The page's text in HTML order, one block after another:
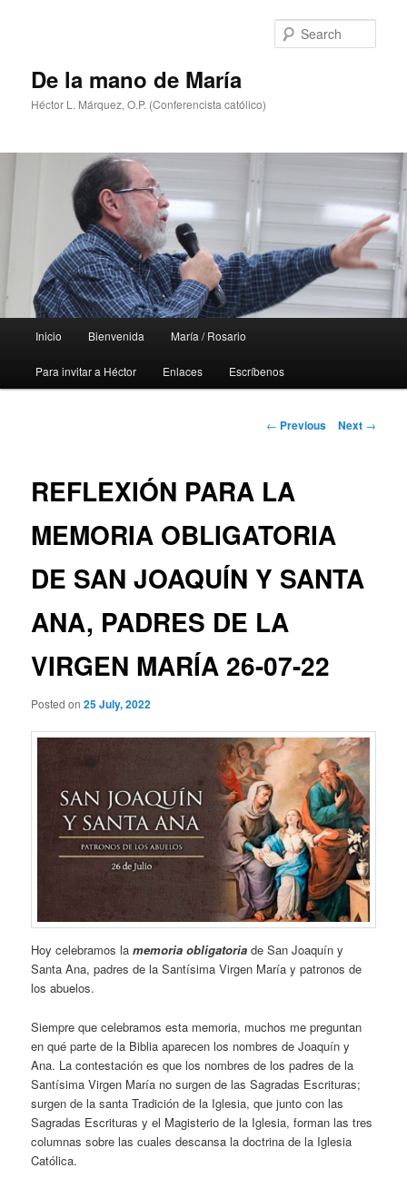
De la mano de María
Héctor L. Márquez, O.P. (Conferencista católico)
Inicio Bienvenida María / Rosario
Para invitar a Héctor Enlaces Escríbenos
Post
← Previous Next →
REFLEXIÓN PARA LA
MEMORIA OBLIGATORIA
DE SAN JOAQUÍN Y SANTA
ANA, PADRES DE LA
VIRGEN MARÍA 26-07-22
Posted on25 July, 2022
Hoy celebramos lamemoria obligatoria de San Joaquín y
Santa Ana, padres de la Santísima Virgen María y patronos de
los abuelos.
Siempre que celebramos esta memoria, muchos me preguntan
en qué parte de la Biblia aparecen los nombres de Joaquín y
Ana. La contestación es que los nombres de los padres de la
Santísima Virgen María no surgen de las Sagradas Escrituras;
surgen de la santa Tradición de la Iglesia, que junto con las
Sagradas Escrituras y el Magisterio de la Iglesia, forman las tres
columnas sobre las cuales descansa la doctrina de la Iglesia
Católica.